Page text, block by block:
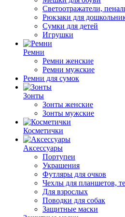
Светоотражатели,
Рюкзаки для
Сумки для детей
Игрушки
Ремни
Ремни женские
Ремни мужские
Ремни для сумок
Зонты
Зонты женские
Зонты мужские
Косметички
Аксессуары
Портупеи
Украшения
Футляры для очков
Чехлы для планшетов,
Для взрослых
Поводки для собак
Защитные маски